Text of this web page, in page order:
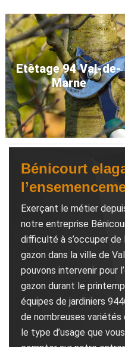
Etêtage 94 Val-de-
Marne
Bénicourt
Exerçant le métier
notre entreprise
difficulté à s’occuper
gazon dans la ville de
pouvons intervenir pour
gazon durant le
équipes de jardiniers
de nombreuses
le type d’usage que